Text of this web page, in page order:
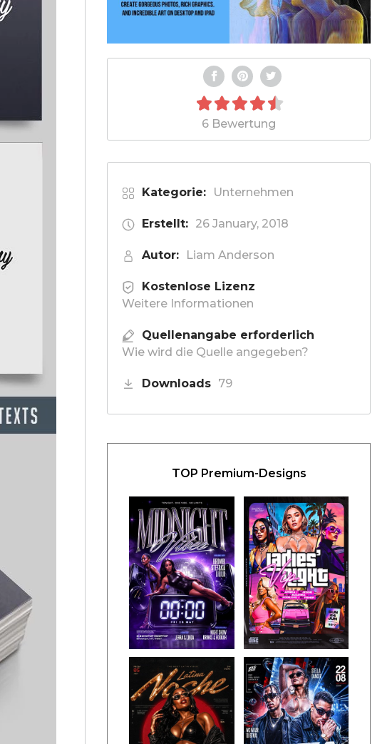
6 Bewertung
Kategorie: Unternehmen
Erstellt: 26 January, 2018
Autor: Liam Anderson
Kostenlose Lizenz
Weitere Informationen
Quellenangabe erforderlich
Wie wird die Quelle angegeben?
Downloads 79
TOP Premium-Designs